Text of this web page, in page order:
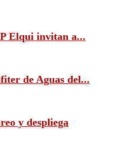
Elqui invitan a...
de Aguas del...
y despliega